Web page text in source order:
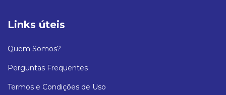
Links úteis
Quem Somos?
Perguntas Frequentes
Termos e Condições de Uso